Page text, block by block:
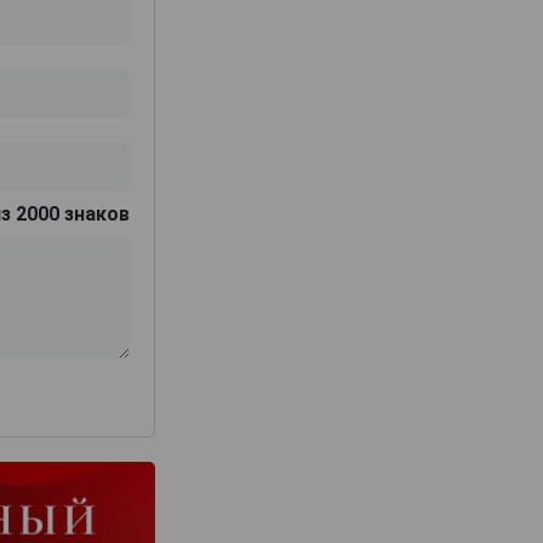
2000 знаков